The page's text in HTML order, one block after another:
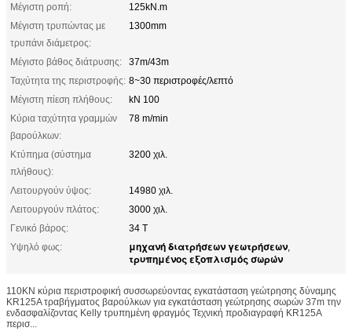
Μέγιστη ροπή:
125kN.m
Μέγιστη τρυπώντας με
τρυπάνι διάμετρος:
1300mm
Μέγιστο βάθος διάτρυσης:
37m/43m
Ταχύτητα της περιστροφής: 8~30 περιστροφές/λεπτό
Μέγιστη πίεση πλήθους:
kN 100
Κύρια ταχύτητα γραμμών
βαρούλκων:
78 m/min
Κτύπημα (σύστημα
πλήθους):
3200 χιλ.
Λειτουργούν ύψος:
14980 χιλ.
Λειτουργούν πλάτος:
3000 χιλ.
Γενικό βάρος:
34 Τ
Υψηλό φως:
μηχανή διατρήσεων γεωτρήσεων,
τρυπημένος εξοπλισμός σωρών
110KN κύρια περιστροφική συσσωρεύοντας εγκατάσταση γεώτρησης δύναμης
KR125A τραβήγματος βαρούλκων για εγκατάσταση γεώτρησης σωρών 37m την
ενδασφαλίζοντας Kelly τρυπημένη φραγμός Τεχνική προδιαγραφή KR125A
περισ...